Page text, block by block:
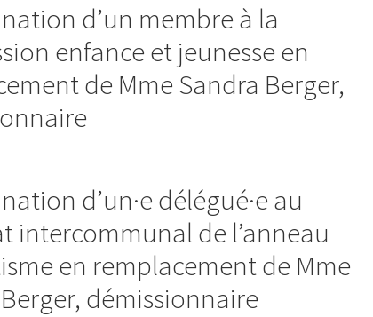
d’un membre à la
enfance et jeunesse en
de Mme Sandra Berger,
d’un·e délégué·e au
intercommunal de l’anneau
en remplacement de Mme
démissionnaire